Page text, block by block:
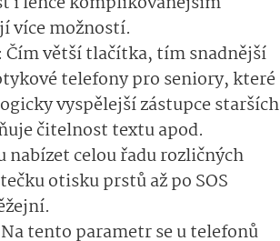
více možností.
: Čím větší tlačítka, tím snadnější
telefony pro seniory, které
vyspělejší zástupce starších
čitelnost textu apod.
nabízet celou řadu rozličných
otisku prstů až po SOS
tento parametr se u telefonů